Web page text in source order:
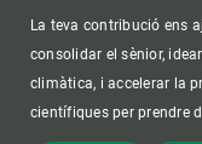
La teva contribució ens
consolidar el sènior,
climàtica, i accelerar la
científiques per prendre